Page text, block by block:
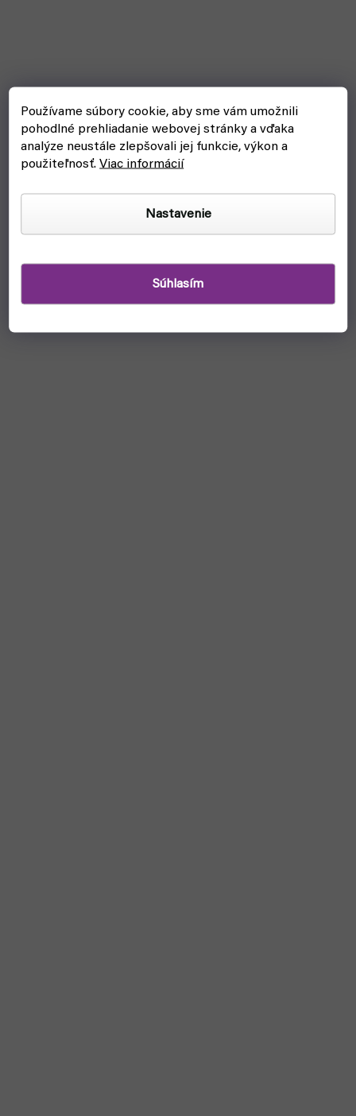
Používame súbory cookie, aby sme vám umožnili
pohodlné prehliadanie webovej stránky a vďaka
analýze neustále zlepšovali jej funkcie, výkon a
použiteľnosť.Viac informácií
Nastavenie
Súhlasím